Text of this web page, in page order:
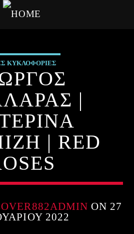
ΚΥΚΛΟΦΟΡΙΕΣ
|
| RED
ON 27
2022